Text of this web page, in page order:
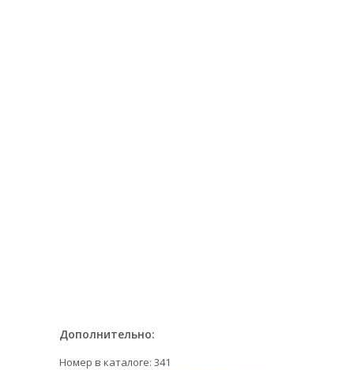
Дополнительно:
Номер в каталоге: 341